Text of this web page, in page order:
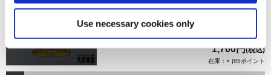
Use necessary cookies only
1,700円(税込)
在庫：× |85ポイント